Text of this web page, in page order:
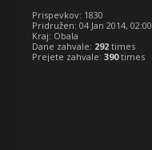
Prispevkov: 1830
Pridružen: 04 Jan 2014, 02:00
Kraj: Obala
Dane zahvale: 292 times
Prejete zahvale: 390times